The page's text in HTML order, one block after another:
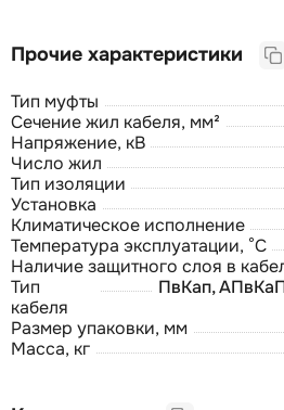
Прочие характеристики
Тип муфты
Сечение жил кабеля, мм²
Напряжение, кВ
Число жил
Тип изоляции
Установка
Климатическое исполнение
Температура эксплуатации, °С
Наличие защитного слоя в
Тип
кабеля
ПвКап,
Размер упаковки, мм
Масса, кг